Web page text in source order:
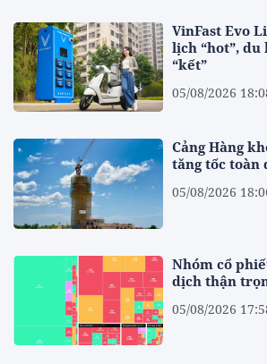
VinFast Evo
lịch “hot”,
“kết”
05/08/2026
Cảng Hàng
tăng tốc toàn
05/08/2026
Nhóm cổ
dịch thận
05/08/2026